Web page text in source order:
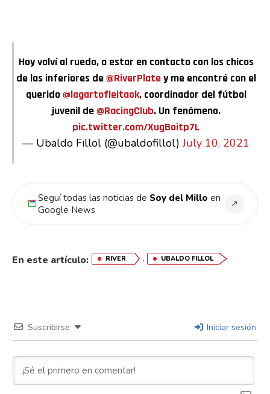
Hoy volví al ruedo, a estar en contacto con los chicos
de las inferiores de@RiverPlatey me encontré con el
querido@lagartofleitaok, coordinador del fútbol
juvenil de@RacingClub. Un fenómeno.
pic.twitter.com/XugBoitp7L
— Ubaldo Fillol (@ubaldofillol)July 10, 2021
Seguí todas las noticias de Soy del Millo en
Google News
↗
En este artículo: RIVER , UBALDO FILLOL
Suscribirse Iniciar sesión